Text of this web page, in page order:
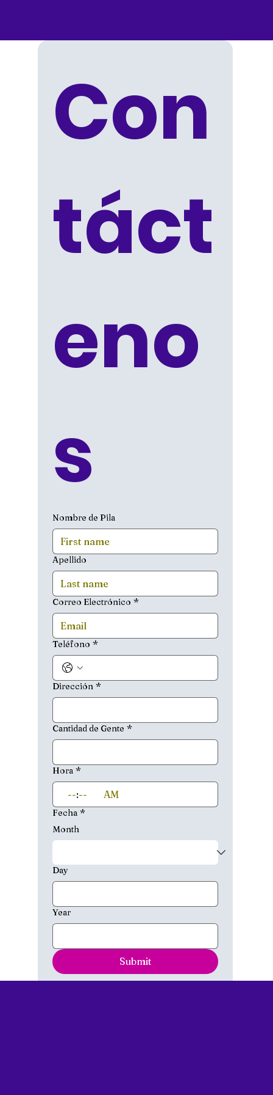
Con
táct
eno
s
Nombre de Pila
Apellido
Correo Electrónico *
Teléfono *
Dirección *
Cantidad de Gente *
Hora *
: AM
Fecha *
Month
Day
Year
Submit